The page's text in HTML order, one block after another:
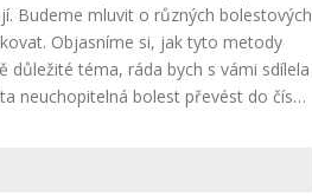
Budeme mluvit o různých bolestových
Objasníme si, jak tyto metody
téma, ráda bych s vámi sdílela
neuchopitelná bolest převést do čísel